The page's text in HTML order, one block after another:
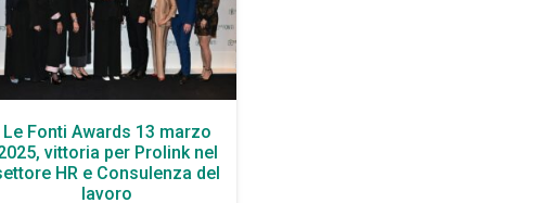
Le Fonti Awards 13 marzo
vittoria per Prolink nel
HR e Consulenza del
lavoro